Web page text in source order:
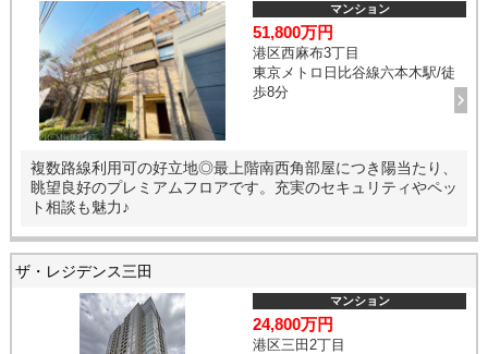
マンション
51,800万円
港区西麻布3丁目
東京メトロ日比谷線六本木駅/徒
歩8分
複数路線利用可の好立地◎最上階南西角部屋につき陽当たり、
眺望良好のプレミアムフロアです。充実のセキュリティやペッ
ト相談も魅力♪
マンション
24,800万円
港区三田2丁目
ザ・レジデンス三田